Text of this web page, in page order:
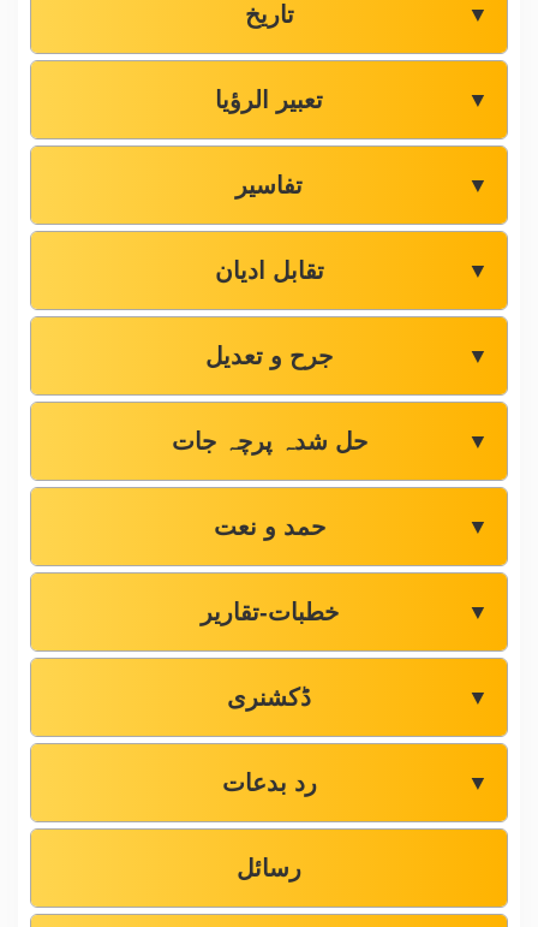
تاریخ ▼
تعبیر الرؤیا ▼
تفاسیر ▼
تقابل ادیان ▼
جرح و تعدیل ▼
حل شدہ پرچہ جات ▼
حمد و نعت ▼
خطبات-تقاریر ▼
ڈکشنری ▼
رد بدعات ▼
رسائل